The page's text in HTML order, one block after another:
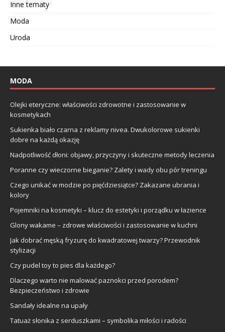
Inne tematy
Moda
Uroda
MODA
Olejki eteryczne: właściwości zdrowotne i zastosowanie w
kosmetykach
Sukienka biało czarna z reklamy nivea. Dwukolorowe sukienki
dobre na każdą okazję
Nadpotliwość dłoni: objawy, przyczyny i skuteczne metody leczenia
Poranne czy wieczorne bieganie? Zalety i wady obu pór treningu
Czego unikać w modzie po pięćdziesiątce? Zakazane ubrania i
kolory
Pojemniki na kosmetyki – klucz do estetyki i porządku w łazience
Glony wakame – zdrowe właściwości i zastosowanie w kuchni
Jak dobrać męską fryzurę do kwadratowej twarzy? Przewodnik
stylizacji
Czy pudel toy to pies dla każdego?
Dlaczego warto nie malować paznokci przed porodem?
Bezpieczeństwo i zdrowie
Sandały idealne na upały
Tatuaż słonika z serduszkami – symbolika miłości i radości